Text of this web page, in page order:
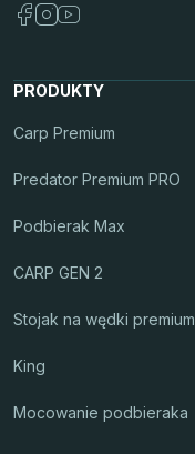
PRODUKTY
Carp Premium
Predator Premium PRO
Podbierak Max
CARP GEN 2
Stojak na wędki premium
King
Mocowanie podbieraka